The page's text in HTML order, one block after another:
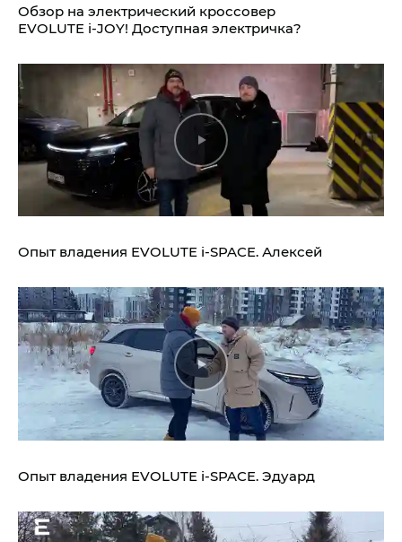
Обзор на электрический кроссовер
EVOLUTE i‑JOY! Доступная электричка?
Опыт владения EVOLUTE i‑SPACE. Алексей
Опыт владения EVOLUTE i‑SPACE. Эдуард